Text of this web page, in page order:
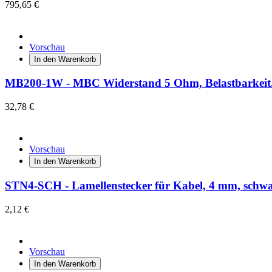
795,65 €
Vorschau
In den Warenkorb
MB200-1W - MBC Widerstand 5 Ohm,
32,78 €
Vorschau
In den Warenkorb
STN4-SCH - Lamellenstecker für Kabel, 4 mm,
2,12 €
Vorschau
In den Warenkorb